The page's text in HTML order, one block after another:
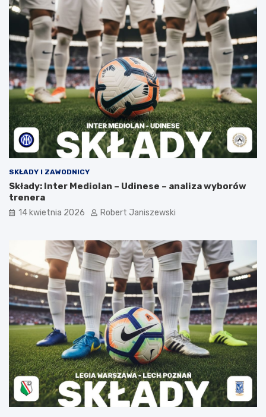
SKŁADY I ZAWODNICY
Składy: Inter Mediolan – Udinese – analiza wyborów
trenera
14 kwietnia 2026 Robert Janiszewski